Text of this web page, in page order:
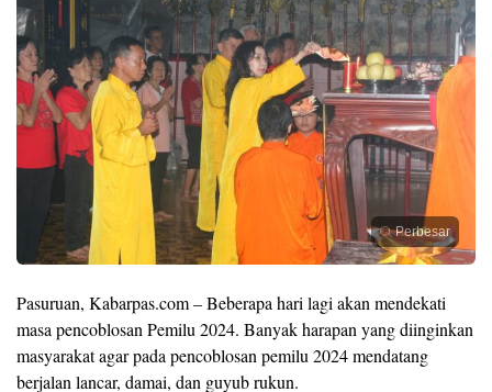
Perbesar
Pasuruan, Kabarpas.com – Beberapa hari lagi akan mendekati
masa pencoblosan Pemilu 2024. Banyak harapan yang diinginkan
masyarakat agar pada pencoblosan pemilu 2024 mendatang
berjalan lancar, damai, dan guyub rukun.